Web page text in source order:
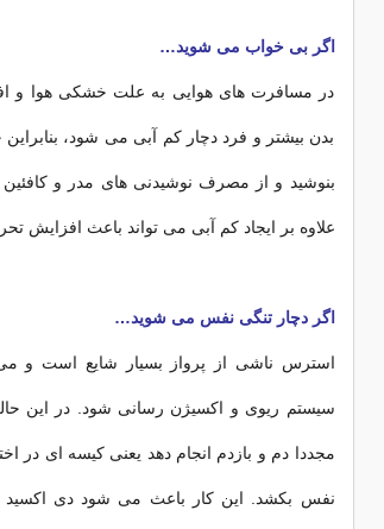
اگر بی خواب می شوید…
در مسافرت های هوایی به علت خشکی هوا و
بدن بیشتر و فرد دچار کم آبی می شود،
بنوشید و از مصرف نوشیدنی های مدر و کافئین
علاوه بر ایجاد کم آبی می تواند باعث افزایش
اگر دچار تنگی نفس می شوید…
استرس ناشی از پرواز بسیار شایع است و می
سیستم ریوی و اکسیژن رسانی شود. در این
مجددا دم و بازدم انجام دهد یعنی کیسه ای در
نفس بکشد. این کار باعث می شود دی اکسید